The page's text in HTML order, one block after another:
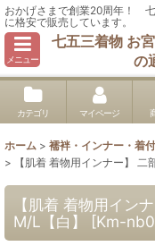
おかげさまで創業20周年！
に格安で販売しています。
メニュー
七五三着物 お
の
カテゴリ マイページ
ホーム > 襦袢・インナー・着
>
【肌着 着物用インナー】 二
【肌着 着物用イン
M/L【白】
[Km-